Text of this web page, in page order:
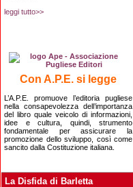
leggi tutto>>
Con A.P.E. si legge
L’A.P.E. promuove l’editoria pugliese
nella consapevolezza dell’importanza
del libro quale veicolo di informazioni,
idee e cultura, quindi, strumento
fondamentale per assicurare la
promozione dello sviluppo, così come
sancito dalla Costituzione italiana.
La Disfida di Barletta